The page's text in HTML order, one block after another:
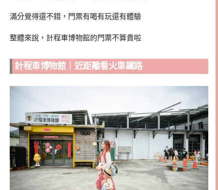
滿分覺得還不錯，門票有喝有玩還有體驗
整體來說，計程車博物館的門票不算貴啦
計程車博物館｜近距離看火車鐵路